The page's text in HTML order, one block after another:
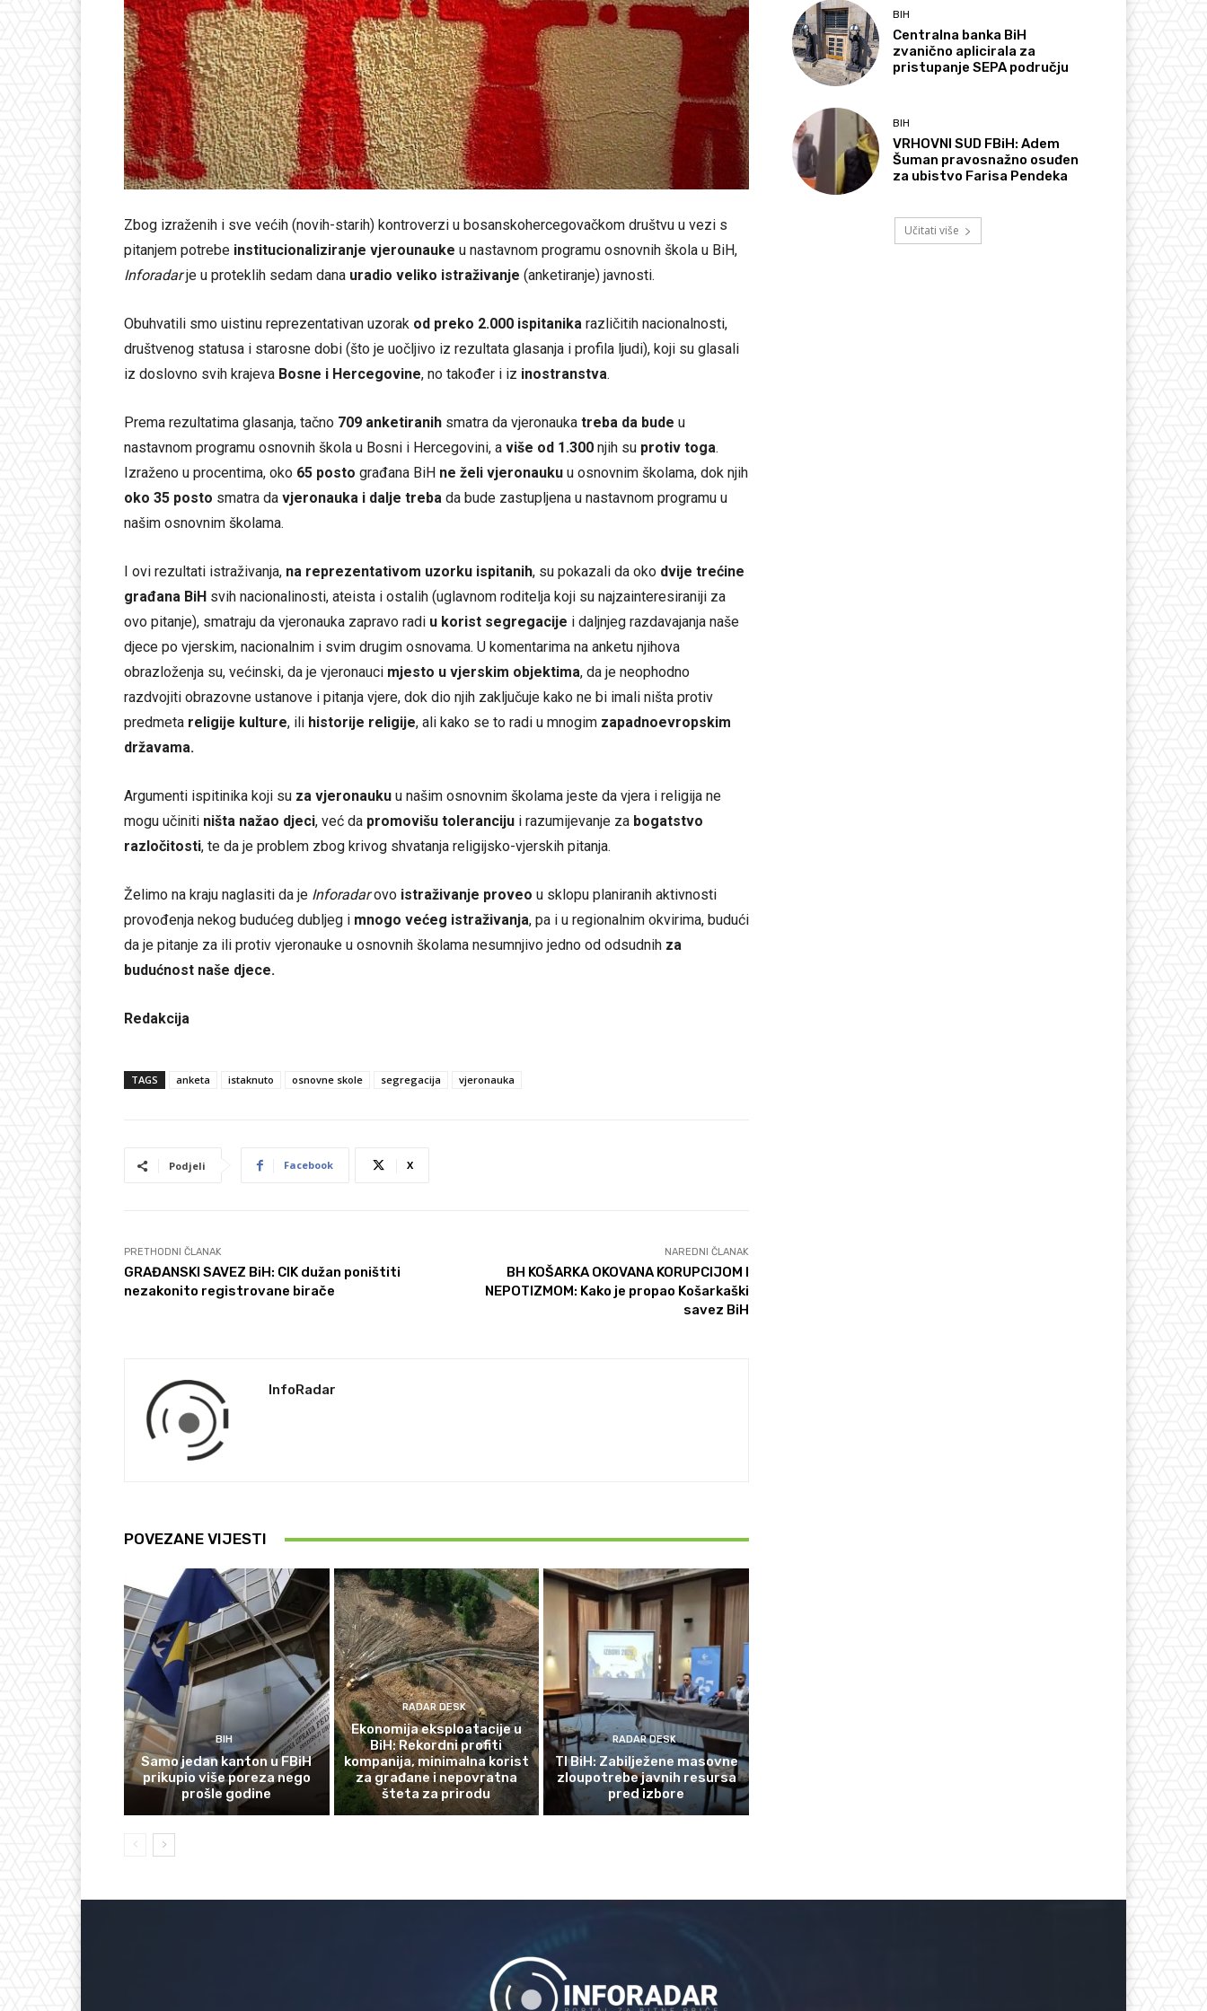
Zbog izraženih i sve većih (novih-starih) kontroverzi u bosanskohercegovačkom društvu u vezi s
pitanjem potrebe institucionaliziranje vjerounauke u nastavnom programu osnovnih škola u BiH,
Inforadarje u proteklih sedam dana uradio veliko istraživanje (anketiranje) javnosti.
Obuhvatili smo uistinu reprezentativan uzorak od preko 2.000 ispitanika različitih nacionalnosti,
društvenog statusa i starosne dobi (što je uočljivo iz rezultata glasanja i profila ljudi), koji su glasali
iz doslovno svih krajeva Bosne i Hercegovine, no također i iz inostranstva.
Prema rezultatima glasanja, tačno 709 anketiranih smatra da vjeronauka treba da bude u
nastavnom programu osnovnih škola u Bosni i Hercegovini, a više od 1.300 njih su protiv toga.
Izraženo u procentima, oko 65 posto građana BiH ne želi vjeronauku u osnovnim školama, dok njih
oko 35 posto smatra da vjeronauka i dalje treba da bude zastupljena u nastavnom programu u
našim osnovnim školama.
I ovi rezultati istraživanja, na reprezentativom uzorku ispitanih, su pokazali da oko dvije trećine
građana BiH svih nacionalinosti, ateista i ostalih (uglavnom roditelja koji su najzainteresiraniji za
ovo pitanje), smatraju da vjeronauka zapravo radi u korist segregacije i daljnjeg razdavajanja naše
djece po vjerskim, nacionalnim i svim drugim osnovama. U komentarima na anketu njihova
obrazloženja su, većinski, da je vjeronauci mjesto u vjerskim objektima, da je neophodno
razdvojiti obrazovne ustanove i pitanja vjere, dok dio njih zaključuje kako ne bi imali ništa protiv
predmeta religije kulture, ili historije religije, ali kako se to radi u mnogim zapadnoevropskim
državama.
Argumenti ispitinika koji su za vjeronauku u našim osnovnim školama jeste da vjera i religija ne
mogu učiniti ništa nažao djeci, već da promovišu toleranciju i razumijevanje za bogatstvo
razločitosti, te da je problem zbog krivog shvatanja religijsko-vjerskih pitanja.
Želimo na kraju naglasiti da je Inforadarovo istraživanje proveo u sklopu planiranih aktivnosti
provođenja nekog budućeg dubljeg i mnogo većeg istraživanja, pa i u regionalnim okvirima, budući
da je pitanje za ili protiv vjeronauke u osnovnih školama nesumnjivo jedno od odsudnih za
budućnost naše djece.
Redakcija
TAGS anketa istaknuto osnovne skole segregacija vjeronauka
Podjeli Facebook X
PRETHODNI ČLANAK
GRAĐANSKI SAVEZ BiH: CIK dužan poništiti
nezakonito registrovane birače
NAREDNI ČLANAK
BH KOŠARKA OKOVANA KORUPCIJOM I
NEPOTIZMOM: Kako je propao Košarkaški
savez BiH
InfoRadar
POVEZANE VIJESTI
BIH
Samo jedan kanton u FBiH
prikupio više poreza nego
prošle godine
RADAR DESK
Ekonomija eksploatacije u
BiH: Rekordni profiti
kompanija, minimalna korist
za građane i nepovratna
šteta za prirodu
RADAR DESK
TI BiH: Zabilježene masovne
zloupotrebe javnih resursa
pred izbore
BIH
Centralna banka BiH
zvanično aplicirala za
pristupanje SEPA području
BIH
VRHOVNI SUD FBiH: Adem
Šuman pravosnažno osuđen
za ubistvo Farisa Pendeka
Učitati više